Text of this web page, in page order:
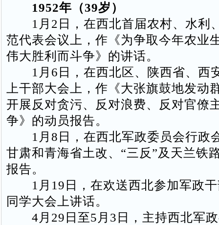
1952年（39岁）
1月2日，在西北首届农村、水利
范代表会议上，作《为争取今年农业
伟大胜利而斗争》的讲话。
1月6日，在西北区、陕西省、西
上干部大会上，作《大张旗鼓地发动
开展反对贪污、反对浪费、反对官僚
争》的动员报告。
1月8日，在西北军政委员会行政
甘肃和青海省土改、“三反”及天兰铁
报告。
1月19日，在欢送西北参加军政干
同学大会上讲话。
4月29日至5月3日，主持西北军政